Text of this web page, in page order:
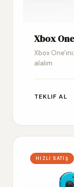
Xbox
Xbox
alalım
TEKLIF AL
HIZLI SATIŞ